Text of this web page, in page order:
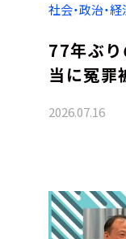
社会・政治・
77年ぶり
当に冤罪
2026.07.16